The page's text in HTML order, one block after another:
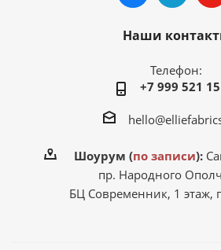
Наши
Телефон:
+7 999 521
Шоурум (по записи):
пр. Народного
БЦ Современник, 1 этаж,